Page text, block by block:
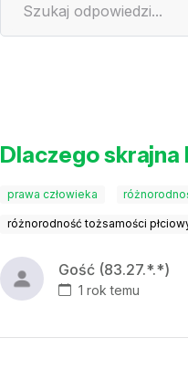
Dlaczego skrajna
prawa człowieka
różnorodność tożsamości
Gość (83.27.*.*)
1 rok temu